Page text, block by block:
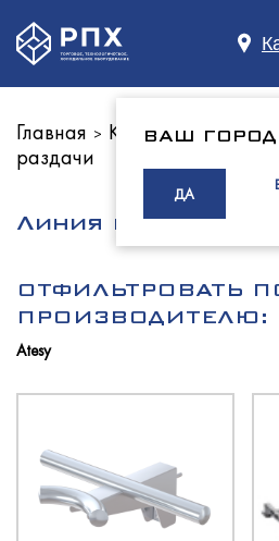
ВАШ ГОРОД
ДА
Главная > Каталог
раздачи
Линия раздачи
ОТФИЛЬТРОВАТЬ
ПРОИЗВОДИТЕЛЮ:
Atesy